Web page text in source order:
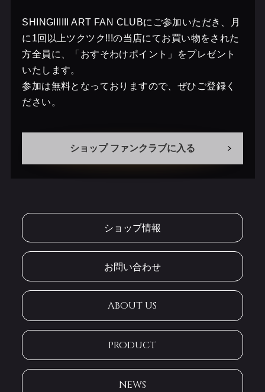
SHINGIIIIII ART FAN CLUBにご参加いただき、月
に1回以上ツクツク!!!の当店にてお買い物をされた
方全員に、「おすそわけポイント」をプレゼント
いたします。
参加は無料となっておりますので、ぜひご登録く
ださい。
ショップ ファンクラブに入る
ショップ情報
お問い合わせ
ABOUT US
PRODUCT
NEWS